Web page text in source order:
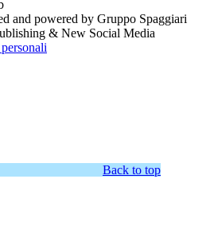
and powered by Gruppo Spaggiari
& New Social Media
Back to top